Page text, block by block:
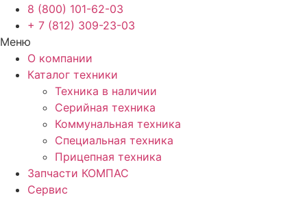
8 (800) 101-62-03
+ 7 (812) 309-23-03
Меню
О компании
Каталог техники
Техника в наличии
Серийная техника
Коммунальная техника
Специальная техника
Прицепная техника
Запчасти КОМПАС
Сервис